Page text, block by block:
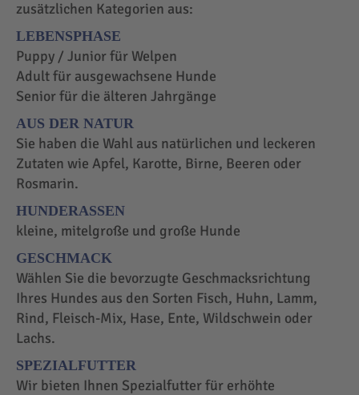
zusätzlichen Kategorien aus:
LEBENSPHASE
Puppy / Junior für Welpen
Adult für ausgewachsene Hunde
Senior für die älteren Jahrgänge
AUS DER NATUR
Sie haben die Wahl aus natürlichen und leckeren
Zutaten wie Apfel, Karotte, Birne, Beeren oder
Rosmarin.
HUNDERASSEN
kleine, mitelgroße und große Hunde
GESCHMACK
Wählen Sie die bevorzugte Geschmacksrichtung
Ihres Hundes aus den Sorten Fisch, Huhn, Lamm,
Rind, Fleisch-Mix, Hase, Ente, Wildschwein oder
Lachs.
SPEZIALFUTTER
Wir bieten Ihnen Spezialfutter für erhöhte